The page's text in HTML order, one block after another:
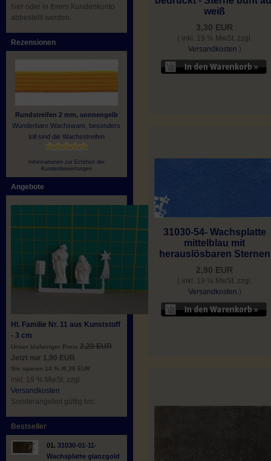
hier oder in Ihrem Kundenkonto
abbestellt werden.
Rezensionen
Rundstreifen 2 mm, sonnengelb
Wunderbare Wachsware, besonders
toll sind die Wachsstreifen
Informationen zur Echtheit der
Kundenbewertungen
Angebote
Hl. Familie Nr. 11 aus Kunststoff
- 3 cm
Unser bisheriger Preis 2,20 EUR
Jetzt nur 1,90 EUR
Sie sparen 14 % /0,30 EUR
inkl. 19 % MwSt. zzgl.
Versandkosten
Sonderangebot gültig bis:
Bestseller
01. 31030-01-11-
Wachsplatte glanzgold
weiß
3,30 EUR
( inkl. 19 % MwSt. zzgl.
Versandkosten )
31030-54- Wachsplatte
mittelblau mit
herauslösbaren Sternen
2,90 EUR
( inkl. 19 % MwSt. zzgl.
Versandkosten )